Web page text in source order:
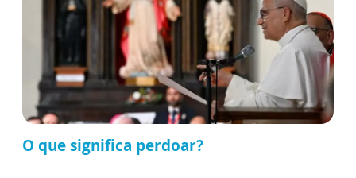
O que significa perdoar?